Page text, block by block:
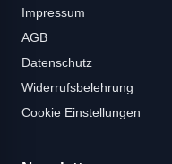
Impressum
AGB
Datenschutz
Widerrufsbelehrung
Cookie Einstellungen